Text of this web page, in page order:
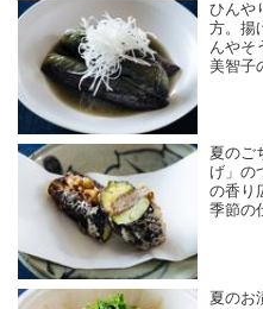
ひんや
方。揚
んやそ
美智子
夏のご
げ」の
の香り
季節の
夏のお